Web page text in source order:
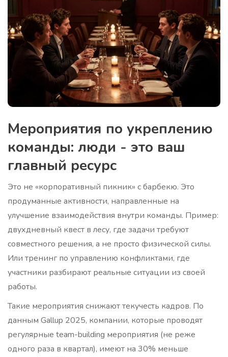
Мероприятия по укреплению
команды: люди - это ваш
главный ресурс
Это не «корпоративный пикник» с барбекю. Это
продуманные активности, направленные на
улучшение взаимодействия внутри команды. Пример:
двухдневный квест в лесу, где задачи требуют
совместного решения, а не просто физической силы.
Или тренинг по управлению конфликтами, где
участники разбирают реальные ситуации из своей
работы.
Такие мероприятия снижают текучесть кадров. По
данным Gallup 2025, компании, которые проводят
регулярные team-building мероприятия (не реже
одного раза в квартал), имеют на 30% меньше